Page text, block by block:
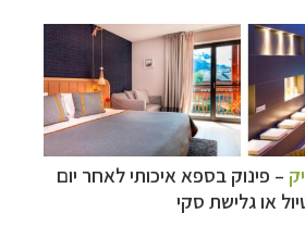
– פינוק בספא איכותי לאחר יום
או גלישת סקי